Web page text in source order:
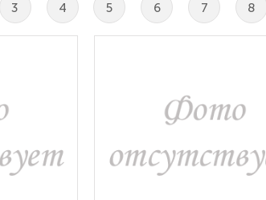
3 4 5 6 7 8